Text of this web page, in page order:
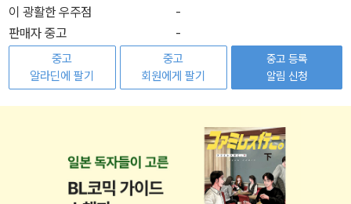
이 광활한 우주점
-
판매자 중고
-
중고
알라딘에 팔기
중고
회원에게 팔기
중고 등록
알림 신청